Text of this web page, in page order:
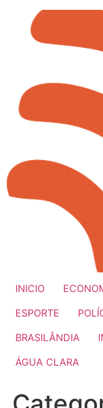
INICIO
ESPORTE
BRASILÂNDIA
ÁGUA CLARA